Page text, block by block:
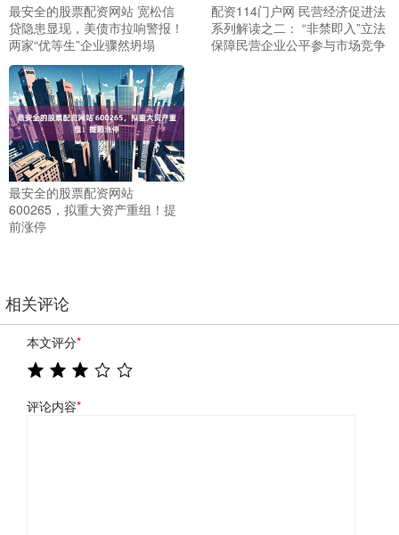
最安全的股票配资网站 宽松信
贷隐患显现，美债市拉响警报！
两家“优等生”企业骤然坍塌
配资114门户网 民营经济促进法
系列解读之二： “非禁即入”立法
保障民营企业公平参与市场竞争
最安全的股票配资网站
600265，拟重大资产重组！提
前涨停
相关评论
本文评分*
评论内容*